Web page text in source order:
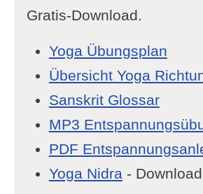
Gratis-Download.
Yoga Übungsplan
Übersicht Yoga
Sanskrit Glossar
MP3
PDF
Yoga Nidra-